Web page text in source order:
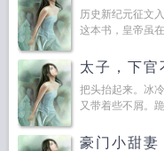
历史新纪元征文
这本书，皇帝虽
太子，下官
把头抬起来。冰
又带着些不屑。
豪门小甜妻